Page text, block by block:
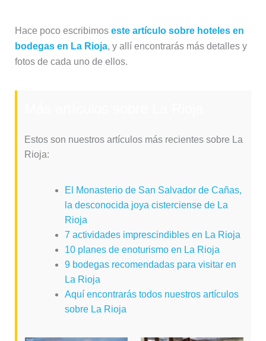
Hace poco escribimos este artículo sobre hoteles en
bodegas en La Rioja, y allí encontrarás más detalles y
fotos de cada uno de ellos.
Estos son nuestros artículos más recientes sobre La
Rioja:
El Monasterio de San Salvador de Cañas,
la desconocida joya cisterciense de La
Rioja
7 actividades imprescindibles en La Rioja
10 planes de enoturismo en La Rioja
9 bodegas recomendadas para visitar en
La Rioja
Aquí encontrarás todos nuestros artículos
sobre La Rioja